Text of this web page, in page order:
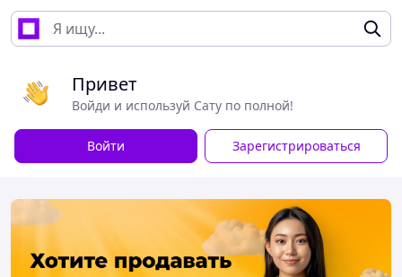
Привет
Войди и используй Сату по полной!
Войти Зарегистрироваться